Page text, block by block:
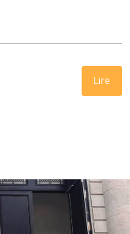
Lire